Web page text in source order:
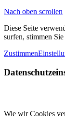
Nach oben scrollen
Diese Seite
surfen, stimmen
Zustimmen
Wie wir Cookies